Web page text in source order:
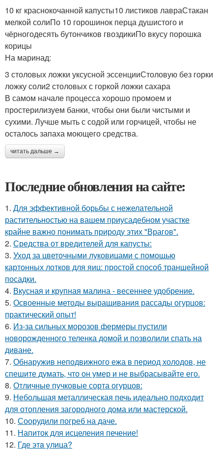
10 кг краснокочанной капусты10 листиков лавраСтакан
мелкой солиПо 10 горошинок перца душистого и
чёрногодесять бутончиков гвоздикиПо вкусу порошка
корицы
На маринад:
3 столовых ложки уксусной эссенцииСтоловую без горки
ложку соли2 столовых с горкой ложки сахара
В самом начале процесса хорошо промоем и
простерилизуем банки, чтобы они были чистыми и
сухими. Лучше мыть с содой или горчицей, чтобы не
осталось запаха моющего средства.
читать дальше →
Последние обновления на сайте:
1. Для эффективной борьбы с нежелательной
растительностью на вашем приусадебном участке
крайне важно понимать природу этих "Врагов".
2. Средства от вредителей для капусты:
3. Уход за цветочными луковицами с помощью
картонных лотков для яиц: простой способ траншейной
посадки.
4. Вкусная и крупная малина - весеннее удобрение.
5. Освоенные методы выращивания рассады огурцов:
практический опыт!
6. Из-за сильных морозов фермеры пустили
новорожденного теленка домой и позволили спать на
диване.
7. Обнаружив неподвижного ежа в период холодов, не
спешите думать, что он умер и не выбрасывайте его.
8. Отличные пучковые сорта огурцов:
9. Небольшая металлическая печь идеально подходит
для отопления загородного дома или мастерской.
10. Соорудили погреб на даче.
11. Напиток для исцеления печение!
12. Где этa улица?